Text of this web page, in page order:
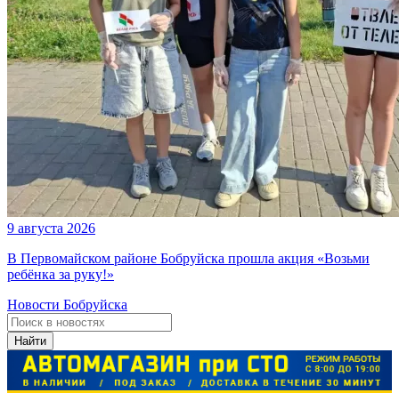
9 августа 2026
В Первомайском районе Бобруйска прошла акция «Возьми
ребёнка за руку!»
Новости Бобруйска
Найти